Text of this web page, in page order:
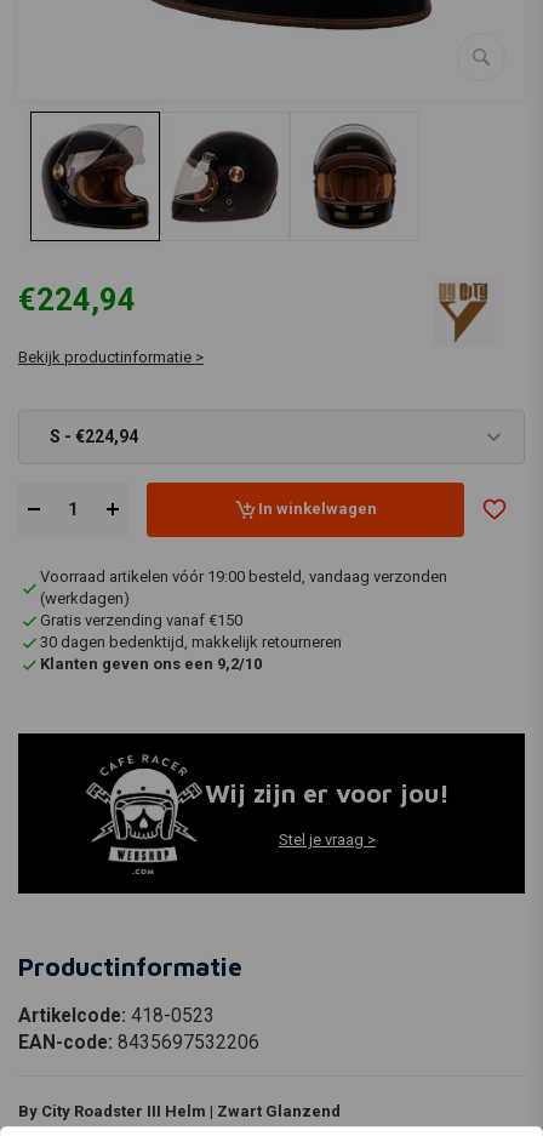
€224,94
Bekijk productinformatie >
S - €224,94
In winkelwagen
Voorraad artikelen vóór 19:00 besteld, vandaag verzonden
(werkdagen)
Gratis verzending vanaf €150
30 dagen bedenktijd, makkelijk retourneren
Klanten geven ons een 9,2/10
Wij zijn er voor jou!
Stel je vraag >
Productinformatie
Artikelcode: 418-0523
EAN-code: 8435697532206
By City Roadster III Helm | Zwart Glanzend